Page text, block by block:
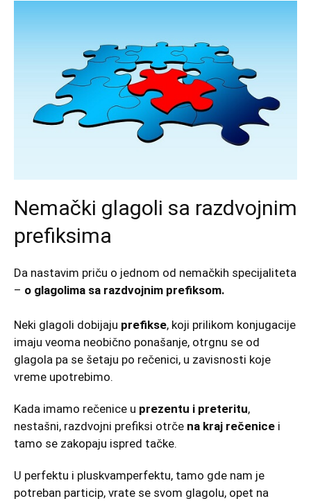
Nemački glagoli sa razdvojnim
prefiksima
Da nastavim priču o jednom od nemačkih specijaliteta
– o glagolima sa razdvojnim prefiksom.
Neki glagoli dobijaju prefikse, koji prilikom konjugacije
imaju veoma neobično ponašanje, otrgnu se od
glagola pa se šetaju po rečenici, u zavisnosti koje
vreme upotrebimo.
Kada imamo rečenice u prezentu i preteritu,
nestašni, razdvojni prefiksi otrče na kraj rečenice i
tamo se zakopaju ispred tačke.
U perfektu i pluskvamperfektu, tamo gde nam je
potreban particip, vrate se svom glagolu, opet na